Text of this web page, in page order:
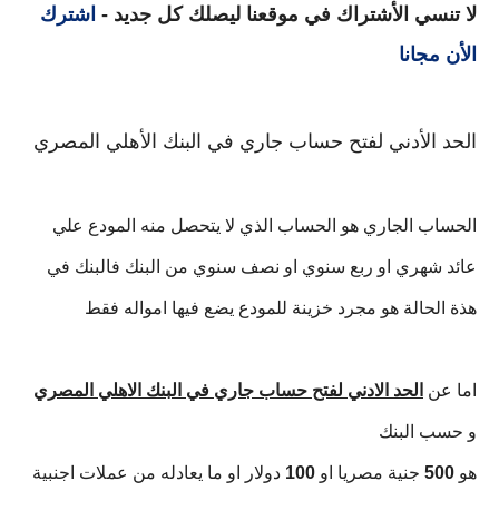
لا تنسي الأشتراك في موقعنا ليصلك كل جديد - اشترك
الأن مجانا
الحد الأدني لفتح حساب جاري في البنك الأهلي المصري
الحساب الجاري هو الحساب الذي لا يتحصل منه المودع علي
عائد شهري او ربع سنوي او نصف سنوي من البنك فالبنك في
هذة الحالة هو مجرد خزينة للمودع يضع فيها امواله فقط
اما عن الحد الادني لفتح حساب جاري في البنك الاهلي المصري
و حسب البنك
هو 500 جنية مصريا او 100 دولار او ما يعادله من عملات اجنبية